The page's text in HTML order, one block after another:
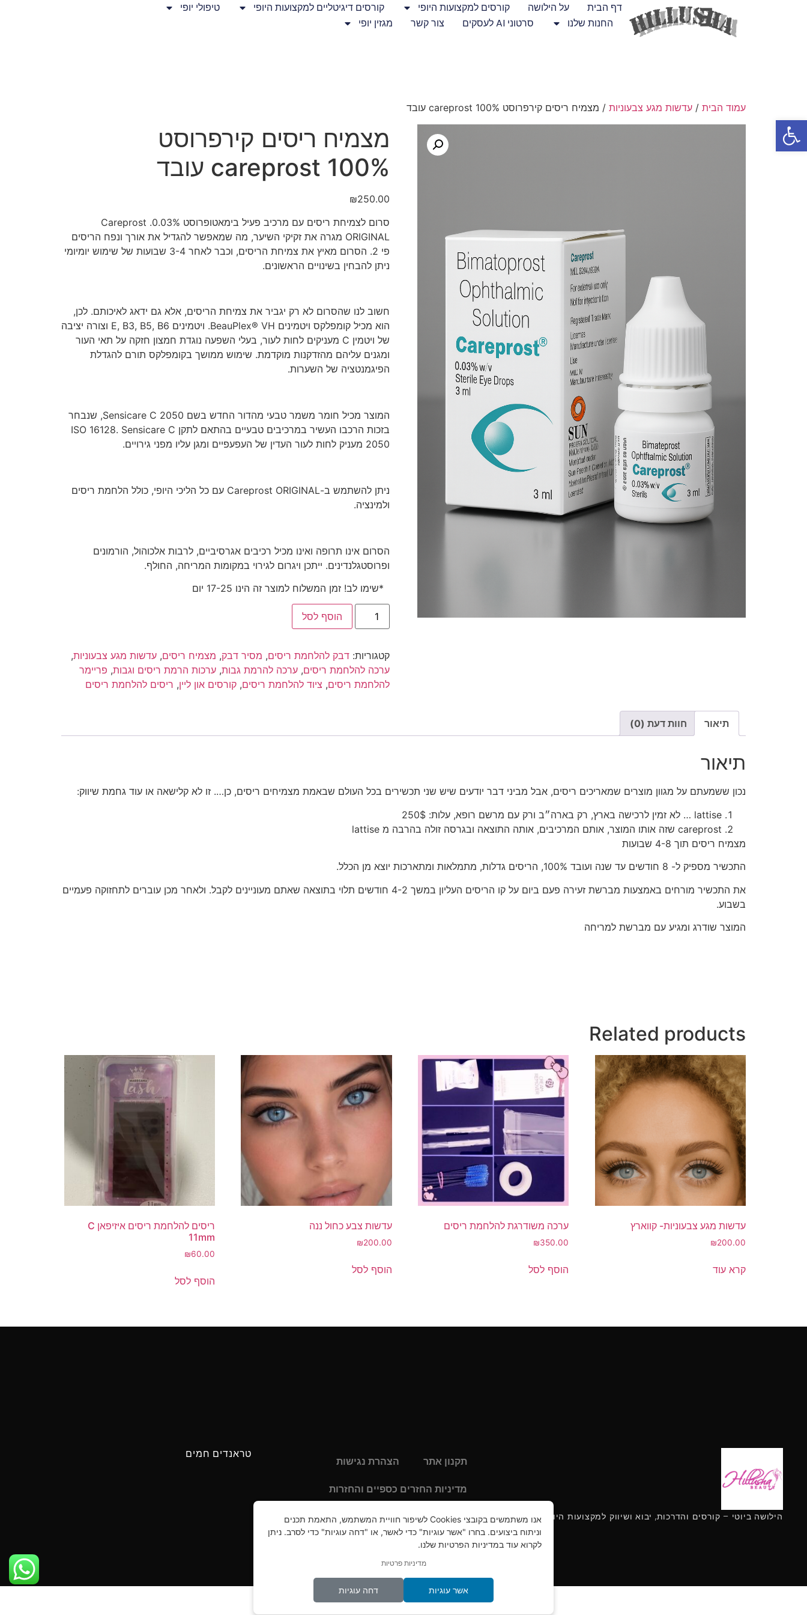
פתח סרגל נגישות
אנו משתמשים בקובצי Cookies לשיפור חוויית המשתמש, התאמת תכנים
וניתוח ביצועים. בחרו "אשר עוגיות" כדי לאשר, או "דחה עוגיות" כדי לסרב. ניתן
לקרוא עוד במדיניות הפרטיות שלנו.
מדיניות פרטיות
אשר עוגיות דחה עוגיות
דף הבית על הילושה קורסים למקצועות היופי קורסים דיגיטליים למקצועות היופי
טיפולי יופי
החנות שלנו
סרטוני AI לעסקים צור קשר מגזין יופי
עמוד הבית / עדשות מגע צבעוניות / מצמיח ריסים קירפרוסט careprost 100% עובד
מצמיח ריסים קירפרוסט
careprost 100% עובד
₪250.00
סרום לצמיחת ריסים עם מרכיב פעיל בימאטופרוסט
0.03%. Careprost
ORIGINAL מגרה את זקיקי השיער, מה שמאפשר להגדיל את אורך ונפח הריסים
פי
הסרום מאיץ את צמיחת הריסים, וכבר לאחר3-4 שבועות של שימוש יומיומי
ניתן להבחין בשינויים הראשונים.
חשוב לנו שהסרום לא רק יגביר את צמיחת הריסים, אלא גם ידאג לאיכותם. לכן,
הוא מכיל קומפלקס ויטמינים ויטמינים וצורה יציבה
של ויטמין מעניקים לחות לעור, בעלי השפעה נוגדת חמצון חזקה על תאי העור
ומגנים עליהם מהזדקנות מוקדמת. שימוש ממושך בקומפלקס תורם להגדלת
הפיגמנטציה של השערות.
המוצר מכיל חומר משמר טבעי מהדור החדש בשם
שנבחר
בזכות הרכבו העשיר במרכיבים טבעיים בהתאם לתקן ISO 16128. Sensicare C
2050 מעניק לחות לעור העדין של העפעפיים ומגן עליו מפני גירויים.
ניתן להשתמש ב-Careprost ORIGINAL עם כל הליכי היופי, כולל הלחמת ריסים
ולמינציה.
הסרום אינו תרופה ואינו מכיל רכיבים אגרסיביים, לרבות אלכוהול, הורמונים
ופרוסטגלנדינים. ייתכן ויגרום לגירוי במקומות המריחה, החולף.
*שימו לב! זמן המשלוח למוצר זה הינו 17-25 יום
הוסף לסל
קטגוריות: דבק להלחמת ריסים, מסיר דבק, מצמיח ריסים, עדשות מגע צבעוניות,
ערכה להלחמת ריסים, ערכה להרמת גבות, ערכות הרמת ריסים וגבות, פריימר
להלחמת ריסים, ציוד להלחמת ריסים, קורסים און ליין, ריסים להלחמת ריסים
תיאור חוות דעת (0)
תיאור
נכון ששמעתם על מגוון מוצרים שמאריכים ריסים, אבל מביני דבר יודעים שיש שני תכשירים בכל העולם שבאמת מצמיחים ריסים, כן…. זו לא קלישאה או עוד גחמת שיווק:
lattise … לא זמין לרכישה בארץ, רק בארה״ב ורק עם מרשם רופא, עלות: 250$
careprost שזה אותו המוצר, אותם המרכיבים, אותה התוצאה ובגרסה זולה בהרבה מ lattise
מצמיח ריסים תוך 4-8 שבועות
התכשיר מספיק ל- 8 חודשים עד שנה ועובד 100%, הריסים גדלות, מתמלאות ומתארכות יוצא מן הכלל.
את התכשיר מורחים באמצעות מברשת זעירה פעם ביום על קו הריסים העליון במשך 4-2 חודשים תלוי בתוצאה שאתם מעוניינים לקבל. ולאחר מכן עוברים לתחזוקה פעמיים
בשבוע.
המוצר שודרג ומגיע עם מברשת למריחה
Related products
עדשות מגע צבעוניות- קווארץ
₪200.00
קרא עוד
ערכה משודרגת להלחמת ריסים
₪350.00
הוסף לסל
עדשות צבע כחול ננה
₪200.00
הוסף לסל
ריסים להלחמת ריסים איזיפאן C
11mm
₪60.00
הוסף לסל
הילושה ביוטי – קורסים והדרכות, יבוא ושיווק למקצועות היופי הכי מתקדמים.
תקנון אתר הצהרת נגישות
מדיניות החזרים כספיים והחזרות
מקצועות מבוקשים לנשים 2022
מדיניות פרטיות
טראנדים חמים